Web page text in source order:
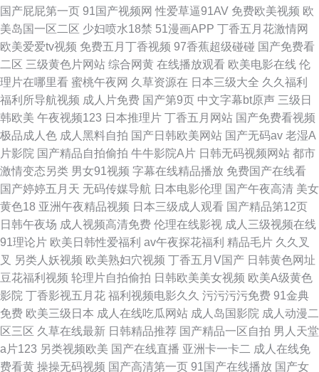
国产屁屁第一页 91国产视频网 性爱草逼91AV 免费欧美视频 欧
美岛国一区二区 少妇喷水18禁 51漫画APP 丁香五月花激情网
欧美爱爱tv视频 免费五月丁香视频 97香蕉超级碰碰 国产免费看
二区 三级黄色片网站 综合网黄 在线播放观看 欧美电影在线 伦
理片在哪里看 蜜桃午夜网 久草资源在 日本三级大全 久久福利
福利所导航视频 成人片免费 国产第9页 中文字幕bt原声 三级日
韩欧美 午夜视频123 日本推理片 丁香五月网站 国产免费看视频
极品成人色 成人黑料自拍 国产日韩欧美网站 国产无码av 老湿A
片影院 国产精品自拍偷拍 牛牛影院A片 日韩无码视频网站 都市
激情变态另类 男女91视频 字幕在线精品播放 免费国产在线看
国产婷婷五月天 无码传媒导航 日本电影伦理 国产午夜高清 美女
黄色18 亚洲午夜精品视频 日本三级成人观看 国产精品第12页
日韩午夜场 成人视频高清免费 伦理在线影视 成人三级视频在线
91理论片 欧美日韩性爱福利 av午夜探花福利 精品毛片 久久叉
叉 另类人妖视频 欧美熟妇穴视频 丁香五月V国产 日韩黄色网址
豆花福利视频 轮理片自拍偷拍 日韩欧美美女视频 欧美A级黄色
影院 丁香影视五月花 福利视频电影久久 污污污污免费 91金典
免费 欧美三级日本 成人在线吃瓜网站 成人岛国影院 成人动漫二
区三区 久草在线最新 日韩精品推荐 国产精品一区自拍 男人天堂
a片123 另类视频欧美 国产在线直播 亚洲卡一卡二 成人在线免
费看黄 操操无码视频 国产高清第一页 91国产在线播放 国产女